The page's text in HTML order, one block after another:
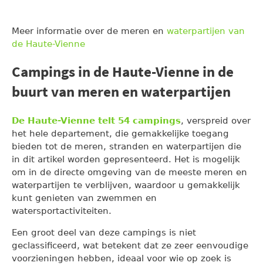
Meer informatie over de meren en waterpartijen van
de Haute-Vienne
Campings in de Haute-Vienne in de
buurt van meren en waterpartijen
De Haute-Vienne telt 54 campings, verspreid over
het hele departement, die gemakkelijke toegang
bieden tot de meren, stranden en waterpartijen die
in dit artikel worden gepresenteerd. Het is mogelijk
om in de directe omgeving van de meeste meren en
waterpartijen te verblijven, waardoor u gemakkelijk
kunt genieten van zwemmen en
watersportactiviteiten.
Een groot deel van deze campings is niet
geclassificeerd, wat betekent dat ze zeer eenvoudige
voorzieningen hebben, ideaal voor wie op zoek is